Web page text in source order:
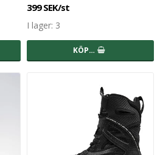
399 SEK/st
I lager: 3
KÖP…